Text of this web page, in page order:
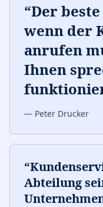
“Der
wenn der
anrufen
Ihnen
— Peter Drucker
“
Abteilung